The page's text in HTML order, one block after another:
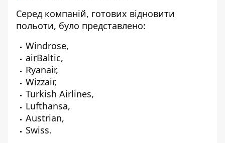
Серед компаній, готових відновити
польоти, було представлено:
Windrose,
airBaltic,
Ryanair,
Wizzair,
Turkish Airlines,
Lufthansa,
Austrian,
Swiss.